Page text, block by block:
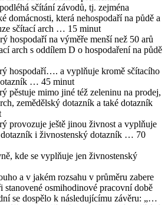
sčítání závodů, tj. zejména
domácnosti, která nehospodaří na půdě a
sčítací arch … 15 minut
hospodaří na výměře menší než 50 arů
arch s oddílem D o hospodaření na půdě
hospodaří…. a vyplňuje kromě sčítacího
… 45 minut
pěstuje mimo jiné též zeleninu na prodej,
zemědělský dotazník a také dotazník
provozuje ještě jinou živnost a vyplňuje
dotazník i živnostenský dotazník … 70
kde se vyplňuje jen živnostenský
a v jakém rozsahu v průměru zabere
stanovené osmihodinové pracovní době
se dospělo k následujícímu závěru: „…